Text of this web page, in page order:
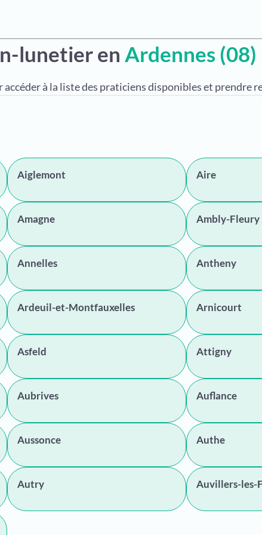
lunetier en Ardennes (08)
à la liste des praticiens disponibles et prendre
Aiglemont Aire
Amagne Ambly-Fleury
Annelles Antheny
Ardeuil-et-Montfauxelles Arnicourt
Asfeld Attigny
Aubrives Auflance
Aussonce Authe
Autry Auvillers-les-